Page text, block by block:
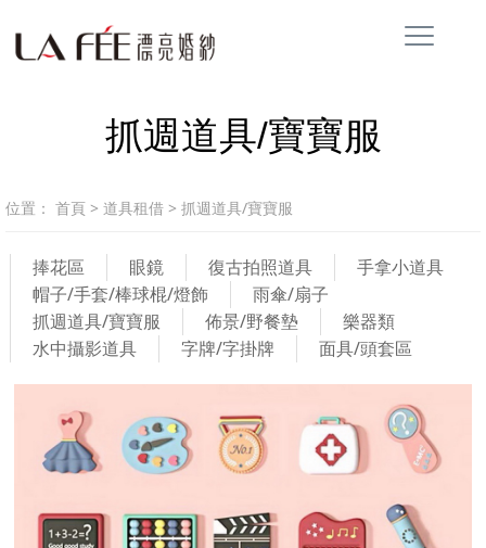
抓週道具/寶寶服
位置： 首頁 > 道具租借 > 抓週道具/寶寶服
捧花區 眼鏡 復古拍照道具
手拿小道具
帽子/手套/棒球棍/燈飾
雨傘/扇子
抓週道具/寶寶服
佈景/野餐墊
樂器類
水中攝影道具
字牌/字掛牌 面具/頭套區